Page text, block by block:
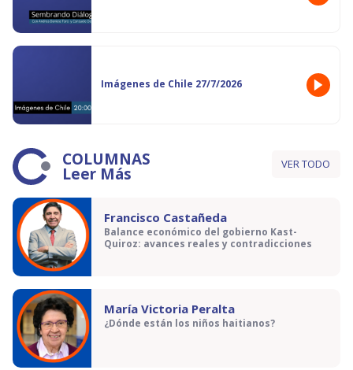
Imágenes de Chile 27/7/2026
COLUMNAS
Leer Más VER TODO
Francisco Castañeda
Balance económico del gobierno Kast-
Quiroz: avances reales y contradicciones
María Victoria Peralta
¿Dónde están los niños haitianos?